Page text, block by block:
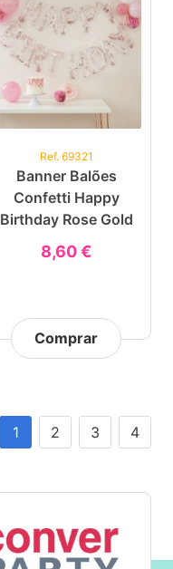
Ref. 69321
Banner Balões
Confetti Happy
Birthday Rose Gold
8,60 €
Comprar
1 2 3 4